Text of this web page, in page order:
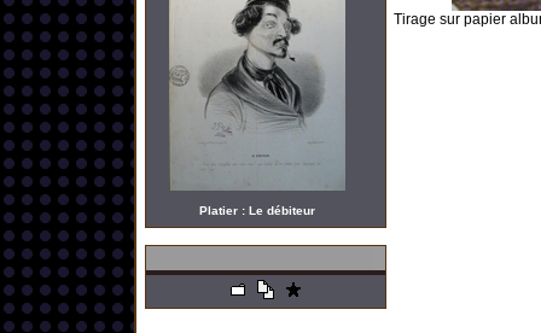
Platier : Le débiteur
Tirage sur papier